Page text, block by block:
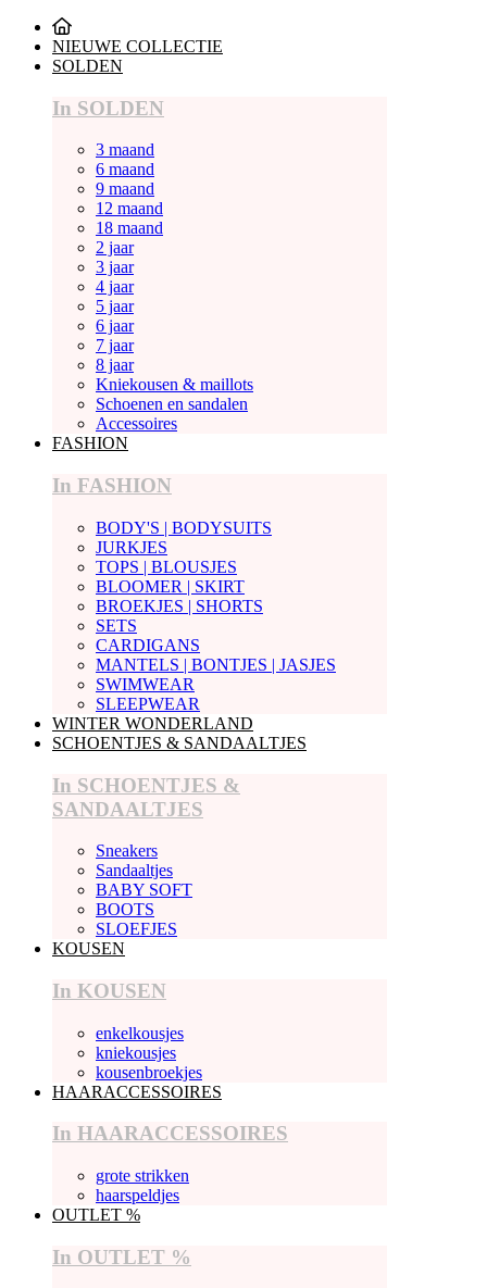
NIEUWE COLLECTIE
SOLDEN
In SOLDEN
3 maand
6 maand
9 maand
12 maand
18 maand
2 jaar
3 jaar
4 jaar
5 jaar
6 jaar
7 jaar
8 jaar
Kniekousen & maillots
Schoenen en sandalen
Accessoires
FASHION
In FASHION
BODY'S | BODYSUITS
JURKJES
TOPS | BLOUSJES
BLOOMER | SKIRT
BROEKJES | SHORTS
SETS
CARDIGANS
MANTELS | BONTJES | JASJES
SWIMWEAR
SLEEPWEAR
WINTER WONDERLAND
SCHOENTJES & SANDAALTJES
In SCHOENTJES &
SANDAALTJES
Sneakers
Sandaaltjes
BABY SOFT
BOOTS
SLOEFJES
KOUSEN
In KOUSEN
enkelkousjes
kniekousjes
kousenbroekjes
HAARACCESSOIRES
In HAARACCESSOIRES
grote strikken
haarspeldjes
OUTLET %
In OUTLET %